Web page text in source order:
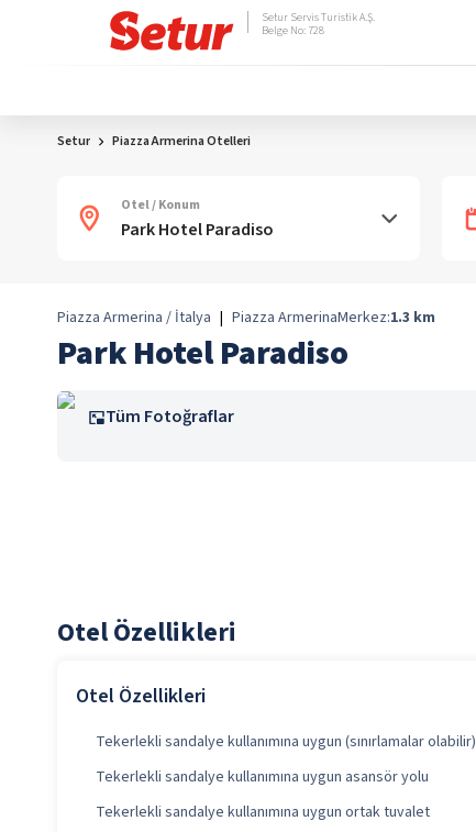
Setur Servis Turistik A.Ş.
Belge No: 728
Setur Piazza Armerina Otelleri
Otel / Konum
Piazza Armerina / İtalya | Piazza ArmerinaMerkez:1.3 km
Park Hotel Paradiso
Tüm Fotoğraflar
Otel Özellikleri
Otel Özellikleri
Tekerlekli sandalye kullanımına uygun (sınırlamalar olabilir)
Tekerlekli sandalye kullanımına uygun asansör yolu
Tekerlekli sandalye kullanımına uygun ortak tuvalet